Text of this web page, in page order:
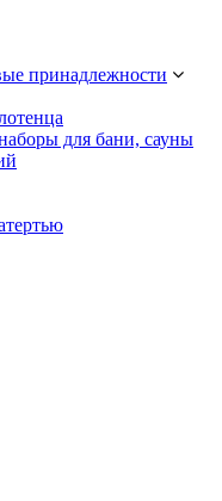
принадлежности
для бани, сауны